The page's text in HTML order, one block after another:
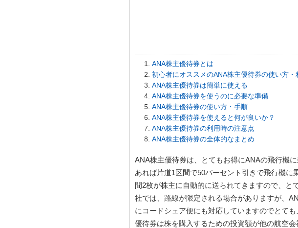
ANA株主優待券とは
初心者にオススメのANA株主優待券の使い方・
ANA株主優待券は簡単に使える
ANA株主優待券を使うのに必要な準備
ANA株主優待券の使い方・手順
ANA株主優待券を使えると何が良いか？
ANA株主優待券の利用時の注意点
ANA株主優待券の全体的なまとめ
ANA株主優待券は、とてもお得にANAの飛行機
あれば片道1区間で50パーセント引きで飛行機
間2枚が株主に自動的に送られてきますので、と
社では、路線が限定される場合がありますが、
にコードシェア便にも対応していますのでとて
優待券は株を購入するための投資額が他の航空